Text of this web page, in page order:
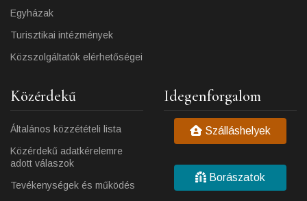
Egyházak
Turisztikai intézmények
Közszolgáltatók elérhetőségei
Közérdekű
Általános közzétételi lista
Közérdekű adatkérelemre
adott válaszok
Tevékenységek és működés
Idegenforgalom
Szálláshelyek
Borászatok